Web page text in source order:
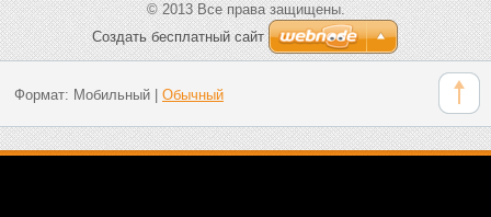
© 2013 Все права защищены.
Создать бесплатный сайт
Формат: Мобильный| Обычный